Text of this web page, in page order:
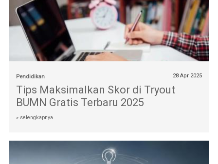
Pendidikan 28 Apr 2025
Tips Maksimalkan Skor di Tryout
BUMN Gratis Terbaru 2025
» selengkapnya